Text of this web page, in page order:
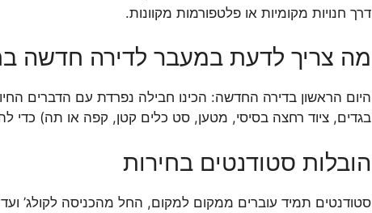
דרך חנויות מקומיות או פלטפורמות מקוונות.
מה צריך לדעת במעבר לדירה חדשה
היום הראשון בדירה החדשה: הכינו חבילה נפרדת עם הדברים
בגדים, ציוד רחצה בסיסי, מטען, סט כלים קטן, קפה או תה) כדי
הובלות סטודנטים בחירות
סטודנטים תמיד עוברים ממקום למקום, החל מהכניסה לקולג’